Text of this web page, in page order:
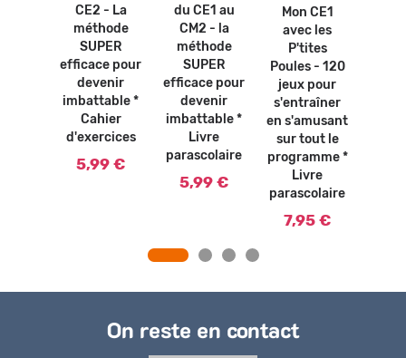
CE2 - La
méthode
SUPER
efficace pour
devenir
imbattable *
Cahier
d'exercices
5,99 €
du CE1 au
CM2 - la
méthode
SUPER
efficace pour
devenir
imbattable *
Livre
parascolaire
5,99 €
Mon CE1
avec les
P'tites
Poules - 120
jeux pour
s'entraîner
en s'amusant
sur tout le
programme *
Livre
parascolaire
7,95 €
On reste en contact